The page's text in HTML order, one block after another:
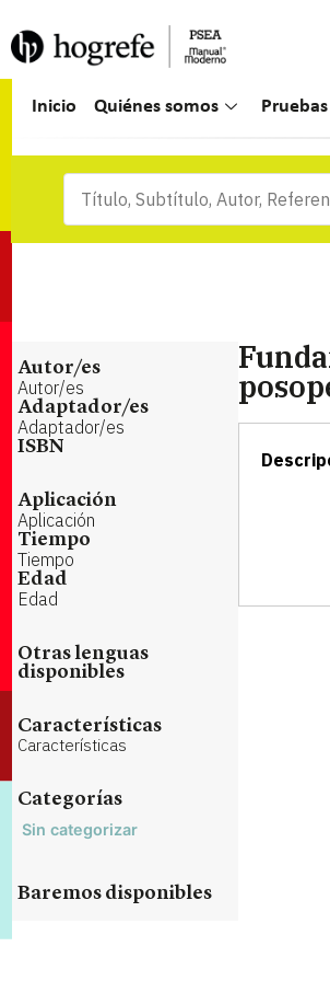
Inicio Quiénes somos
Autor/es
Autor/es
Adaptador/es
Adaptador/es
ISBN
Aplicación
Aplicación
Tiempo
Tiempo
Edad
Edad
Otras lenguas
disponibles
Características
Características
Categorías
Sin categorizar
Baremos disponibles